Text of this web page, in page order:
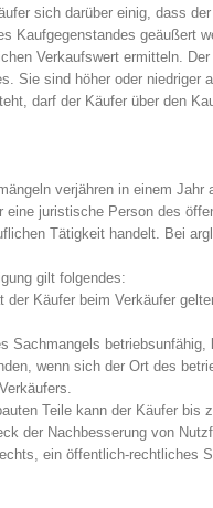
sich darüber einig, dass
Kaufgegenstandes geäußert
Verkaufswert ermitteln.
Sie sind höher oder niedriger
darf der Käufer über den
verjähren in einem
eine juristische Person des
Tätigkeit handelt. Bei
gilt folgendes:
der Käufer beim Verkäufer
Sachmangels
wenn sich der Ort des
Teile kann der Käufer
der Nachbesserung von
ein öffentlich-rechtliches